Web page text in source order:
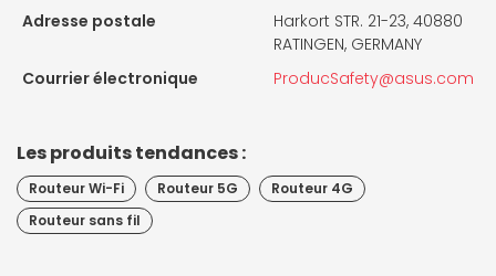
Adresse postale
Harkort STR. 21-23, 40880
RATINGEN, GERMANY
Courrier électronique
ProducSafety@asus.com
Les produits tendances :
Routeur Wi-Fi Routeur 5G
Routeur 4G
Routeur sans fil